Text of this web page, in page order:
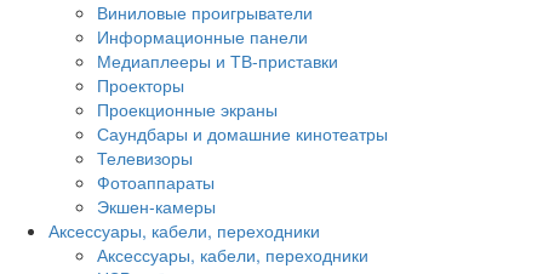
Виниловые проигрыватели
Информационные панели
Медиаплееры и ТВ-приставки
Проекторы
Проекционные экраны
Саундбары и домашние кинотеатры
Телевизоры
Фотоаппараты
Экшен-камеры
Аксессуары, кабели, переходники
Аксессуары, кабели, переходники